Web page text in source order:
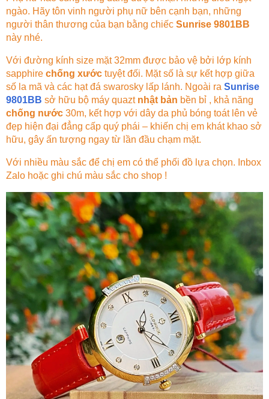
ngào. Hãy tôn vinh người phụ nữ bên cạnh bạn, những
người thân thương của bạn bằng chiếc Sunrise 9801BB
này nhé.
Với đường kính size mặt 32mm được bảo vệ bởi lớp kính
sapphire chống xước tuyệt đối. Mặt số là sự kết hợp giữa
số la mã và các hạt đá swarosky lấp lánh. Ngoài ra Sunrise
9801BB sở hữu bộ máy quazt nhật bản bền bỉ , khả năng
chống nước 30m, kết hợp với dây da phủ bóng toát lên vẻ
đẹp hiện đại đẳng cấp quý phái – khiến chị em khát khao sở
hữu, gây ấn tượng ngay từ lần đầu chạm mặt.
Với nhiều màu sắc để chị em có thể phối đồ lựa chọn. Inbox
Zalo hoặc ghi chú màu sắc cho shop !